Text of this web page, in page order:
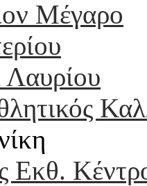
Μέγαρο
Λαυρίου
Εκθ.